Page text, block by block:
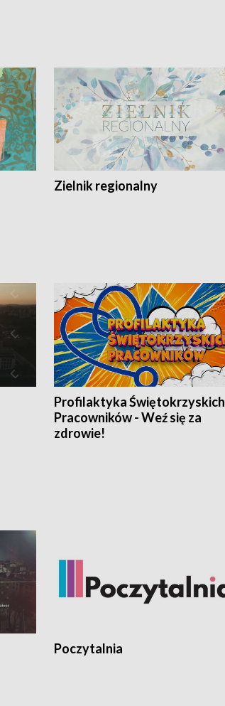
Zielnik regionalny
Profilaktyka Świętokrzyskich
Pracowników - Weź się za
zdrowie!
Poczytalnia